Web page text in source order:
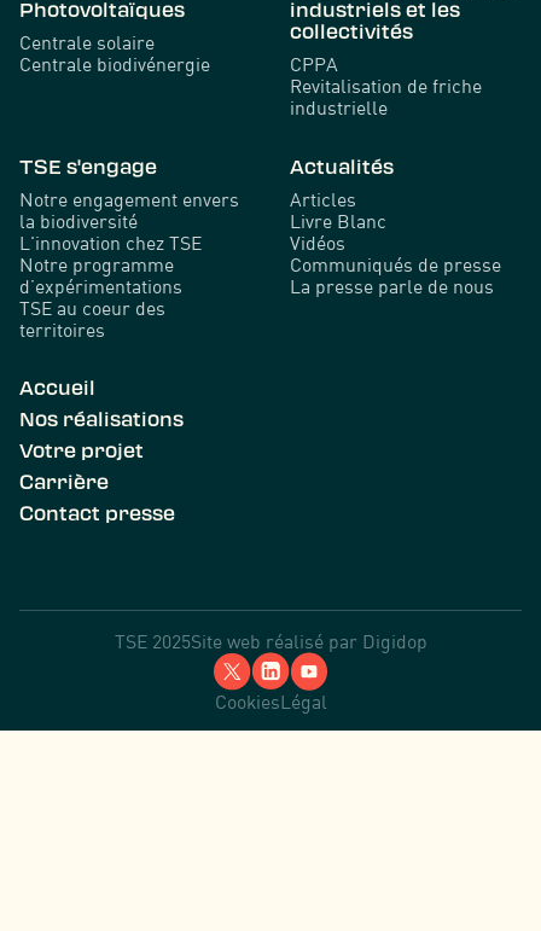
Photovoltaïques
Centrale solaire
Centrale biodivénergie
industriels et les
collectivités
CPPA
Revitalisation de friche
industrielle
TSE s'engage
Notre engagement envers
la biodiversité
L'innovation chez TSE
Notre programme
d’expérimentations
TSE au coeur des
territoires
Actualités
Articles
Livre Blanc
Vidéos
Communiqués de presse
La presse parle de nous
Accueil
Nos réalisations
Votre projet
Carrière
Contact presse
TSE 2025Site web réalisé par Digidop
CookiesLégal